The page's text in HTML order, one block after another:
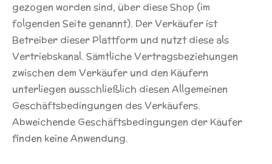
gezogen worden sind, über diese Shop (im
folgenden Seite genannt). Der Verkäufer ist
Betreiber dieser Plattform und nutzt diese als
Vertriebskanal. Sämtliche Vertragsbeziehungen
zwischen dem Verkäufer und den Käufern
unterliegen ausschließlich diesen Allgemeinen
Geschäftsbedingungen des Verkäufers.
Abweichende Geschäftsbedingungen der Käufer
finden keine Anwendung.